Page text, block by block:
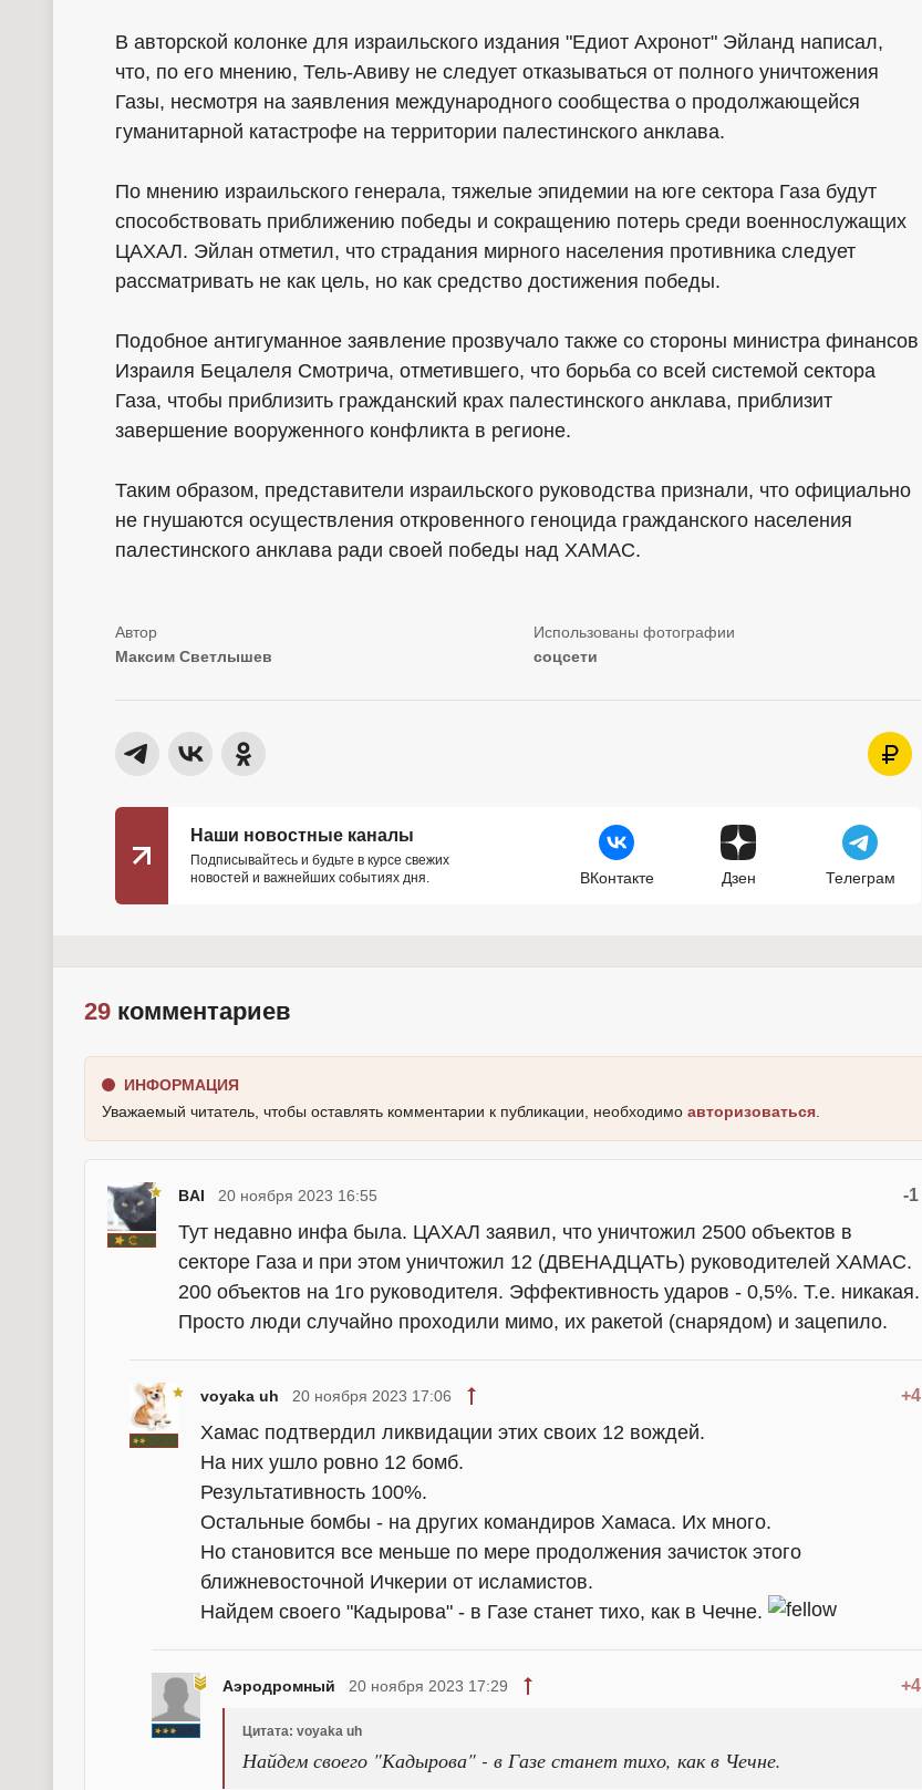
В авторской колонке для израильского издания "Едиот Ахронот" Эйланд написал,
что, по его мнению, Тель-Авиву не следует отказываться от полного уничтожения
Газы, несмотря на заявления международного сообщества о продолжающейся
гуманитарной катастрофе на территории палестинского анклава.
По мнению израильского генерала, тяжелые эпидемии на юге сектора Газа будут
способствовать приближению победы и сокращению потерь среди военнослужащих
ЦАХАЛ. Эйлан отметил, что страдания мирного населения противника следует
рассматривать не как цель, но как средство достижения победы.
Подобное антигуманное заявление прозвучало также со стороны министра финансов
Израиля Бецалеля Смотрича, отметившего, что борьба со всей системой сектора
Газа, чтобы приблизить гражданский крах палестинского анклава, приблизит
завершение вооруженного конфликта в регионе.
Таким образом, представители израильского руководства признали, что официально
не гнушаются осуществления откровенного геноцида гражданского населения
палестинского анклава ради своей победы над ХАМАС.
Максим Светлышев соцсети
Наши новостные каналы
Подписывайтесь и будьте в курсе свежих
новостей и важнейших событиях дня.
ВКонтакте Дзен Телеграм
29 комментариев
ИНФОРМАЦИЯ
Уважаемый читатель, чтобы оставлять комментарии к публикации, необходимо авторизоваться
BAI -1
20 ноября 2023 16:55
Тут недавно инфа была. ЦАХАЛ заявил, что уничтожил 2500 объектов в
секторе Газа и при этом уничтожил 12 (ДВЕНАДЦАТЬ) руководителей ХАМАС.
200 объектов на 1го руководителя. Эффективность ударов - 0,5%. Т.е. никакая.
Просто люди случайно проходили мимо, их ракетой (снарядом) и зацепило.
voyaka uh +4
20 ноября 2023 17:06
Хамас подтвердил ликвидации этих своих 12 вождей.
На них ушло ровно 12 бомб.
Результативность 100%.
Остальные бомбы - на других командиров Хамаса. Их много.
Но становится все меньше по мере продолжения зачисток этого
ближневосточной Ичкерии от исламистов.
Найдем своего "Кадырова" - в Газе станет тихо, как в Чечне.
Аэродромный +4
20 ноября 2023 17:29
Цитата: voyaka uh
Найдем своего "Кадырова" - в Газе станет тихо, как в Чечне.